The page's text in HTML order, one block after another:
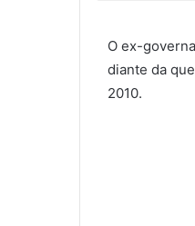
O ex-
diante da
2010.